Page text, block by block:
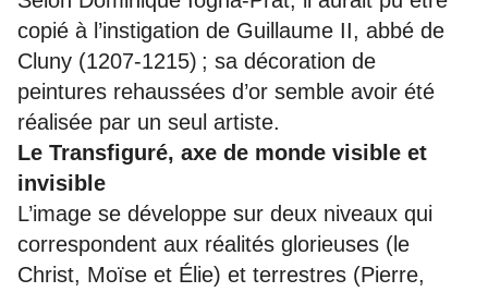
copié à l’instigation de Guillaume II, abbé de
Cluny (1207-1215) ; sa décoration de
peintures rehaussées d’or semble avoir été
réalisée par un seul artiste.
Le Transfiguré, axe de monde visible et
invisible
L’image se développe sur deux niveaux qui
correspondent aux réalités glorieuses (le
Christ, Moïse et Élie) et terrestres (Pierre,